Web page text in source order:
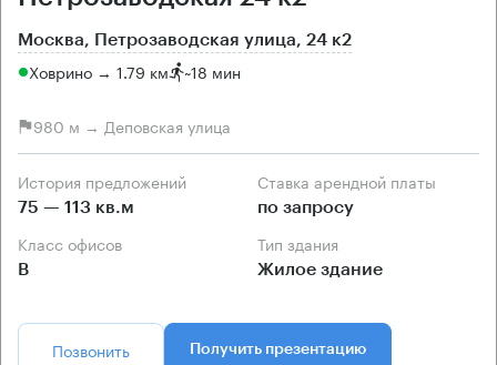
Москва, Петрозаводская улица, 24 к2
Ховрино → 1.79 км ~18 мин
980 м → Деповская улица
История предложений
75 — 113 кв.м
Ставка арендной платы
по запросу
Класс офисов
B
Тип здания
Жилое здание
Позвонить Получить презентацию